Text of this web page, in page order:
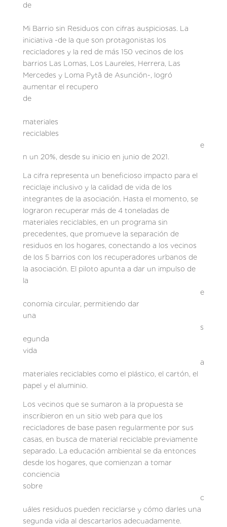
de
Mi Barrio sin Residuos con cifras auspiciosas. La
iniciativa -de la que son protagonistas los
recicladores y la red de más 150 vecinos de los
barrios Las Lomas, Los Laureles, Herrera, Las
Mercedes y Loma Pytã de Asunción-, logró
aumentar el recupero
de
materiales
reciclables
e
n un 20%, desde su inicio en junio de 2021.
La cifra representa un beneficioso impacto para el
reciclaje inclusivo y la calidad de vida de los
integrantes de la asociación. Hasta el momento, se
lograron recuperar más de 4 toneladas de
materiales reciclables, en un programa sin
precedentes, que promueve la separación de
residuos en los hogares, conectando a los vecinos
de los 5 barrios con los recuperadores urbanos de
la asociación. El piloto apunta a dar un impulso de
la
e
conomía circular, permitiendo dar
una
s
egunda
vida
a
materiales reciclables como el plástico, el cartón, el
papel y el aluminio.
Los vecinos que se sumaron a la propuesta se
inscribieron en un sitio web para que los
recicladores de base pasen regularmente por sus
casas, en busca de material reciclable previamente
separado. La educación ambiental se da entonces
desde los hogares, que comienzan a tomar
conciencia
sobre
c
uáles residuos pueden reciclarse y cómo darles una
segunda vida al descartarlos adecuadamente.